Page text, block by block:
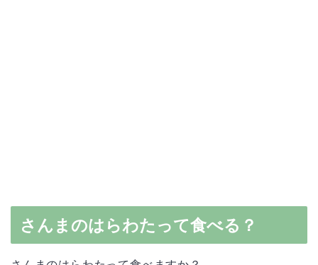
さんまのはらわたって食べる？